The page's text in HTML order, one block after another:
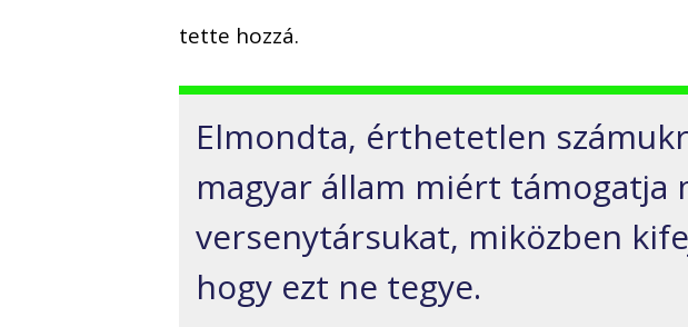
tette hozzá.
Elmondta, érthetetlen
magyar állam miért támogatja
versenytársukat, miközben
hogy ezt ne tegye.